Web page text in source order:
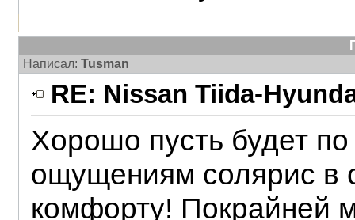
Написал: Tusman
RE: Nissan Tiida-
Хорошо пусть будет
ощущениям солярис в
комфорту! Покрайней